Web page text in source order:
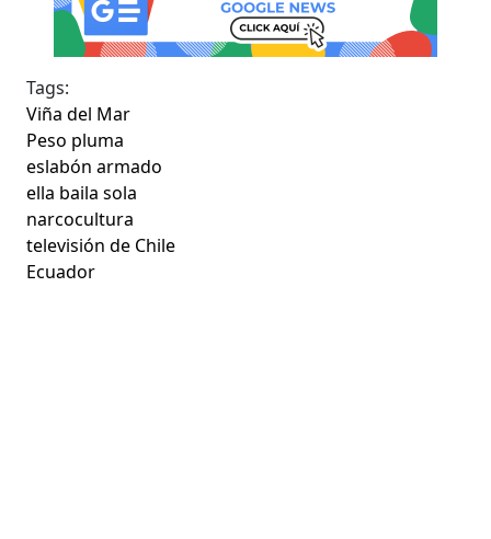
Tags:
Viña del Mar
Peso pluma
eslabón armado
ella baila sola
narcocultura
televisión de Chile
Ecuador